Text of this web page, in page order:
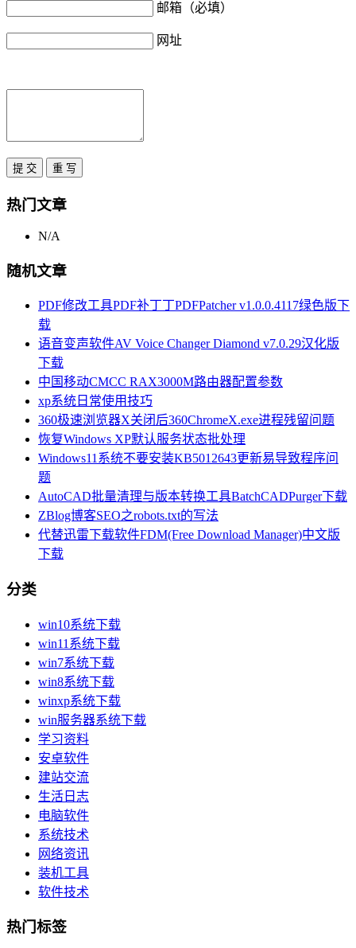
邮箱（必填）
网址
热门文章
N/A
随机文章
PDF修改工具PDF补丁丁PDFPatcher v1.0.0.4117绿色版下
载
语音变声软件AV Voice Changer Diamond v7.0.29汉化版
下载
中国移动CMCC RAX3000M路由器配置参数
xp系统日常使用技巧
360极速浏览器X关闭后360ChromeX.exe进程残留问题
恢复Windows XP默认服务状态批处理
Windows11系统不要安装KB5012643更新易导致程序问
题
AutoCAD批量清理与版本转换工具BatchCADPurger下载
ZBlog博客SEO之robots.txt的写法
代替迅雷下载软件FDM(Free Download Manager)中文版
下载
分类
win10系统下载
win11系统下载
win7系统下载
win8系统下载
winxp系统下载
win服务器系统下载
学习资料
安卓软件
建站交流
生活日志
电脑软件
系统技术
网络资讯
装机工具
软件技术
热门标签